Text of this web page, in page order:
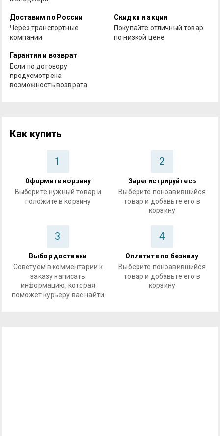
Доставим по России
Через транспортные
компании
Скидки и акции
Покупайте отличный товар
по низкой цене
Гарантии и возврат
Если по договору
предусмотрена
возможность возврата
Как купить
1
Оформите корзину
Выберите нужный товар и
положите в корзину
2
Зарегистрируйтесь
Выберите понравившийся
товар и добавьте его в
корзину
3
Выбор доставки
Советуем в комментарии к
заказу написать
информацию, которая
поможет курьеру вас найти
4
Оплатите по безналу
Выберите понравившийся
товар и добавьте его в
корзину